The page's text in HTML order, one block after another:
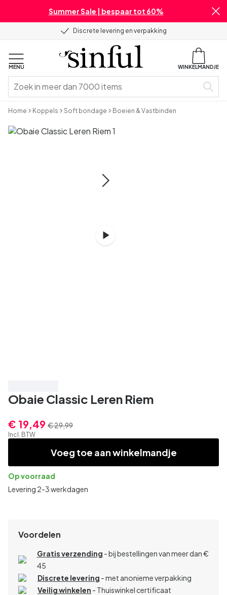
Summer Sale | bespaar tot 60%
Discrete levering en verpakking
MENU WINKELMANDJE
Home Koppels Soft bondage Boeien & Vastbinden
Obaie Classic Leren Riem
€ 19,49 € 29,99
Incl. BTW
Voeg toe aan winkelmandje
Op voorraad
Levering 2-3 werkdagen
Voordelen
Gratis verzending - bij bestellingen van meer dan €
45
Discrete levering - met anonieme verpakking
Veilig winkelen - Thuiswinkel certificaat